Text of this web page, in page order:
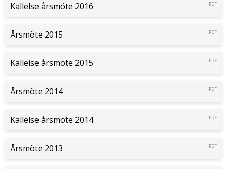
Kallelse årsmöte 2016 PDF
Årsmöte 2015 PDF
Kallelse årsmöte 2015 PDF
Årsmöte 2014 PDF
Kallelse årsmöte 2014 PDF
Årsmöte 2013 PDF